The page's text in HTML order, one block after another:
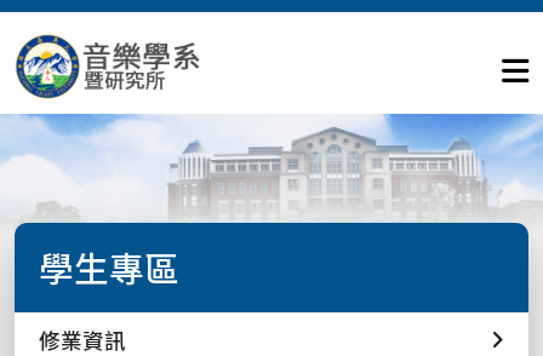
學生專區
修業資訊